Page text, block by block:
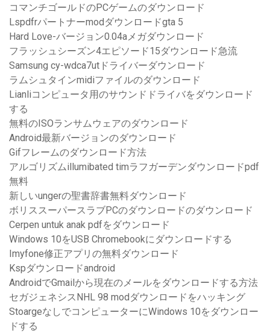
コマンチゴールドのPCゲームのダウンロード
Lspdfrパートナーmodダウンロードgta 5
Hard Love-バージョン0.04aメガダウンロード
フラッシュシーズン4エピソード15ダウンロード急流
Samsung cy-wdca7utドライバーダウンロード
ラムシュタインmidiファイルのダウンロード
Lianliコンピュータ用のサウンドドライバをダウンロード
する
無料のISOランサムウェアのダウンロード
Android最新バージョンのダウンロード
Gifフレームのダウンロード方法
アルゴリズムillumibated timラフガーデンダウンロードpdf
無料
新しいungerの聖書辞書無料ダウンロード
ボリススーパースラブPCのダウンロードのダウンロード
Cerpen untuk anak pdfをダウンロード
Windows 10をUSB Chromebookにダウンロードする
Imyfone修正アプリの無料ダウンロード
Kspダウンロードandroid
AndroidでGmailから現在のメールをダウンロードする方法
セガジェネシスNHL 98 modダウンロードをハッキング
StoargeなしでコンピューターにWindows 10をダウンロー
ドする